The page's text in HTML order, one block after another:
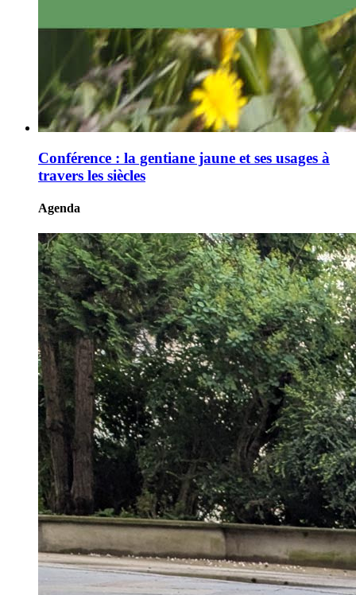
Conférence : la gentiane jaune et ses usages à
travers les siècles
Agenda